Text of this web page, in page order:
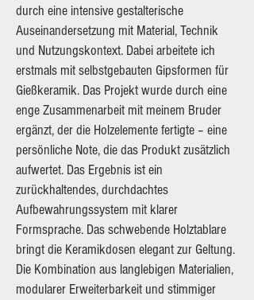
durch eine intensive gestalterische
Auseinandersetzung mit Material, Technik
und Nutzungskontext. Dabei arbeitete ich
erstmals mit selbstgebauten Gipsformen für
Gießkeramik. Das Projekt wurde durch eine
enge Zusammenarbeit mit meinem Bruder
ergänzt, der die Holzelemente fertigte – eine
persönliche Note, die das Produkt zusätzlich
aufwertet. Das Ergebnis ist ein
zurückhaltendes, durchdachtes
Aufbewahrungssystem mit klarer
Formsprache. Das schwebende Holztablare
bringt die Keramikdosen elegant zur Geltung.
Die Kombination aus langlebigen Materialien,
modularer Erweiterbarkeit und stimmiger